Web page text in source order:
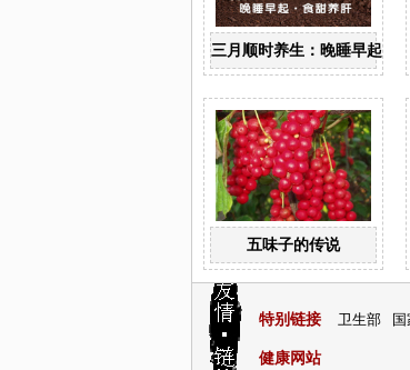
三月顺时养生：晚睡早起 食
五味子的传说
特别链接 卫生部
健康网站